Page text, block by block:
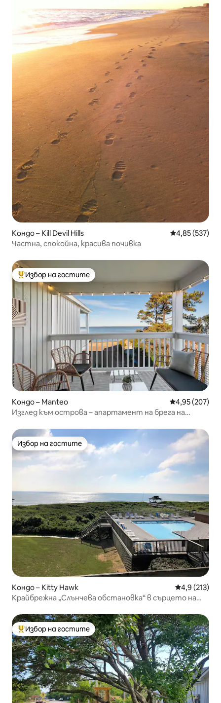
Кондо – Kill Devil Hills Средна
4,85 (537)
Частна, спокойна, красива почивка
Най-популярен избор на гостите
Избор на гостите
Кондо – Manteo Средна
4,95 (207)
Изглед към острова – апартамент на брега на
Избор на гостите
Избор на гостите
Кондо – Kitty Hawk Средна
4,9 (213)
Крайбрежна „Слънчева обстановка“ в сърцето на
Най-популярен избор на гостите
Избор на гостите